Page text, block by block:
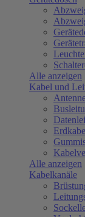
Alle anzeigen
Kabel und
Alle anzeigen
Kabelkanäle